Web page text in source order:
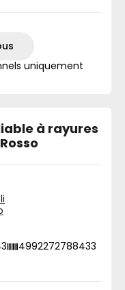
uniquement
à rayures
4992272788433